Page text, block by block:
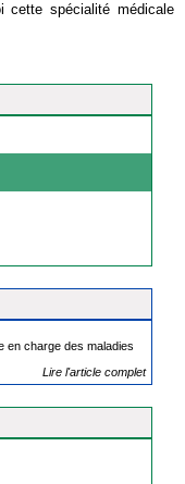
en charge des maladies
Lire l'article complet
cette spécialité médicale